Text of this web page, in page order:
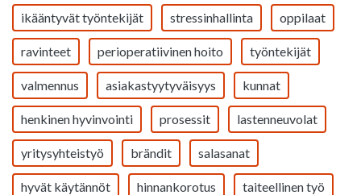
ikääntyvät työntekijät stressinhallinta oppilaat
ravinteet perioperatiivinen hoito työntekijät
valmennus asiakastyytyväisyys kunnat
henkinen hyvinvointi prosessit lastenneuvolat
yritysyhteistyö brändit salasanat
hyvät käytännöt hinnankorotus taiteellinen työ